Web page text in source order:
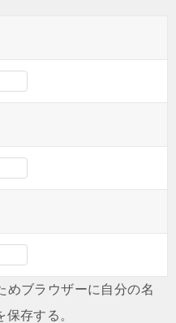
めブラウザーに自分の名
存する。